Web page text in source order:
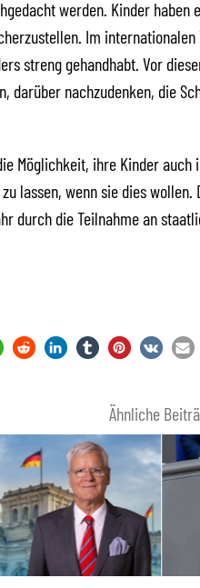
werden. Kinder haben
Im
streng gehandhabt. Vor
darüber nachzudenken, die
Möglichkeit, ihre Kinder
lassen, wenn sie dies
durch die Teilnahme an
Ähnliche